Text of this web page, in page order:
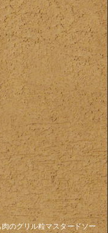
のグリル粒マスタードソー